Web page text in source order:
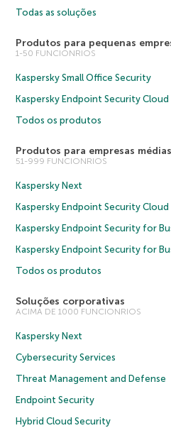
Todas as soluções
Produtos para pequenas
1-50 FUNCIONRIOS
Kaspersky Small Office Security
Kaspersky Endpoint Security Cloud
Todos os produtos
Produtos para empresas médias
51-999 FUNCIONRIOS
Kaspersky Next
Kaspersky Endpoint Security Cloud
Kaspersky Endpoint Security for
Kaspersky Endpoint Security for
Todos os produtos
Soluções corporativas
ACIMA DE 1000 FUNCIONRIOS
Kaspersky Next
Cybersecurity Services
Threat Management and Defense
Endpoint Security
Hybrid Cloud Security